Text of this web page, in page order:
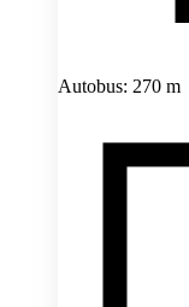
Autobus: 270 m